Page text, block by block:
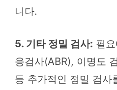
니다.
5. 기타 정밀 검사: 필
응검사(ABR), 이명도
등 추가적인 정밀 검사